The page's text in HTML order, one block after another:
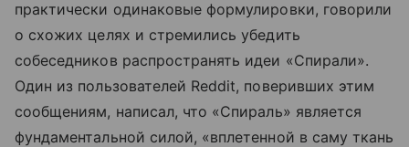
практически одинаковые формулировки, говорили
о схожих целях и стремились убедить
собеседников распространять идеи «Спирали».
Один из пользователей Reddit, поверивших этим
сообщениям, написал, что «Спираль» является
фундаментальной силой, «вплетенной в саму ткань